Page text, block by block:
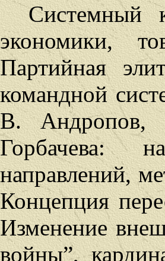
Системный
экономики,
Партийная
командной
В. Андропов,
Горбачева:
направлений,
Концепция
Изменение
войны”,